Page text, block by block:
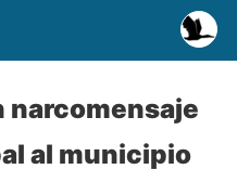
narcomensaje
al municipio